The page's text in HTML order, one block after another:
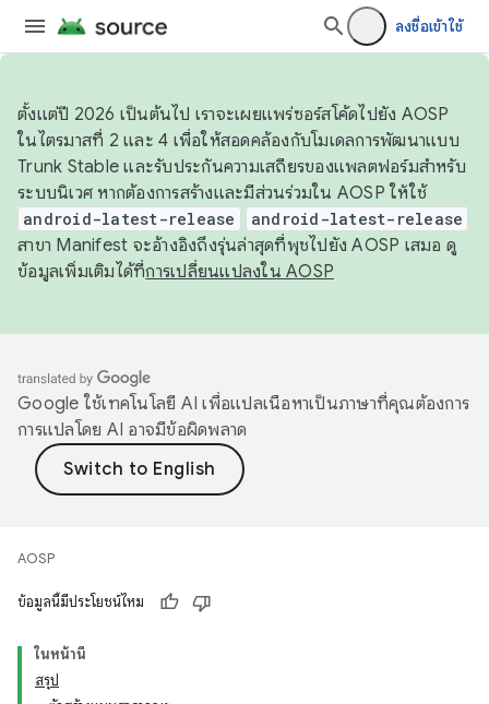
ลงชื่อเข้าใช้
ตั้งแต่ปี 2026 เป็นต้นไป เราจะเผยแพร่ซอร์สโค้ดไปยัง AOSP
ในไตรมาสที่ 2 และ 4 เพื่อให้สอดคล้องกับโมเดลการพัฒนาแบบ
Trunk Stable และรับประกันความเสถียรของแพลตฟอร์มสำหรับ
ระบบนิเวศ หากต้องการสร้างและมีส่วนร่วมใน AOSP ให้ใช้
android-latest-release android-latest-release
สาขา Manifest จะอ้างอิงถึงรุ่นล่าสุดที่พุชไปยัง AOSP เสมอ ดู
ข้อมูลเพิ่มเติมได้ที่การเปลี่ยนแปลงใน AOSP
Google ใช้เทคโนโลยี AI เพื่อแปลเนื้อหาเป็นภาษาที่คุณต้องการ
การแปลโดย AI อาจมีข้อผิดพลาด
AOSP
ข้อมูลนี้มีประโยชน์ไหม
ในหน้านี้
สรุป